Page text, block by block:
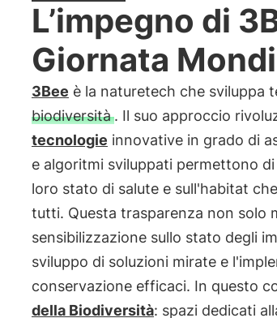
L’impegno di
Giornata
3Bee è la naturetech che sviluppa
biodiversità. Il suo approccio
tecnologie innovative in grado di
e algoritmi sviluppati permettono
loro stato di salute e sull'habitat
tutti. Questa trasparenza non solo
sensibilizzazione sullo stato degli
sviluppo di soluzioni mirate e
conservazione efficaci. In questo
della Biodiversità: spazi dedicati